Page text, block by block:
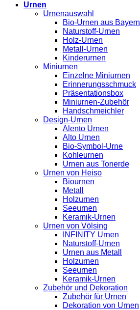
Urnen
Urnenauswahl
Bio-Urnen aus Bayern
Naturstoff-Urnen
Holz-Urnen
Metall-Urnen
Kinderurnen
Miniurnen
Einzelne Miniurnen
Erinnerungsschmuck
Präsentationsbox
Miniurnen-Zubehör
Handschmeichler
Design-Urnen
Alento Urnen
Alto Urnen
Bio-Symbol-Urne
Kohleurnen
Urnen aus Tonerde
Urnen von Heiso
Biournen
Metall
Holzurnen
Seeurnen
Keramik-Urnen
Urnen von Völsing
INFINITY Urnen
Naturstoff-Urnen
Urnen aus Metall
Holzurnen
Seeurnen
Keramik-Urnen
Zubehör und Dekoration
Zubehör für Urnen
Dekoration von Urnen